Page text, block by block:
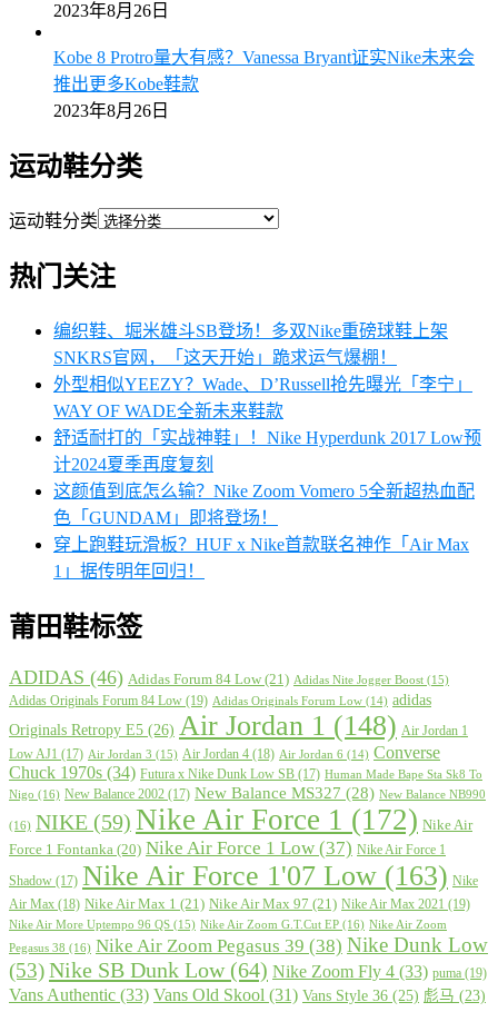
2023年8月26日
Kobe 8 Protro量大有感？Vanessa Bryant证实Nike未来会
推出更多Kobe鞋款
2023年8月26日
运动鞋分类
运动鞋分类
热门关注
编织鞋、堀米雄斗SB登场！多双Nike重磅球鞋上架
SNKRS官网，「这天开始」跪求运气爆棚！
外型相似YEEZY？Wade、D’Russell抢先曝光「李宁」
WAY OF WADE全新未来鞋款
舒适耐打的「实战神鞋」！Nike Hyperdunk 2017 Low预
计2024夏季再度复刻
这颜值到底怎么输？Nike Zoom Vomero 5全新超热血配
色「GUNDAM」即将登场！
穿上跑鞋玩滑板？HUF x Nike首款联名神作「Air Max
1」据传明年回归！
莆田鞋标签
ADIDAS (46) Adidas Forum 84 Low (21) Adidas Nite Jogger Boost (15)
Adidas Originals Forum 84 Low (19) Adidas Originals Forum Low (14) adidas
Originals Retropy E5 (26) Air Jordan 1 (148) Air Jordan 1
Low AJ1 (17) Air Jordan 3 (15) Air Jordan 4 (18) Air Jordan 6 (14) Converse
Chuck 1970s (34) Futura x Nike Dunk Low SB (17) Human Made Bape Sta Sk8 To
Nigo (16) New Balance 2002 (17) New Balance MS327 (28) New Balance NB990
(16) NIKE (59) Nike Air Force 1 (172) Nike Air
Force 1 Fontanka (20) Nike Air Force 1 Low (37) Nike Air Force 1
Shadow (17) Nike Air Force 1'07 Low (163) Nike
Air Max (18) Nike Air Max 1 (21) Nike Air Max 97 (21) Nike Air Max 2021 (19)
Nike Air More Uptempo 96 QS (15) Nike Air Zoom G.T.Cut EP (16) Nike Air Zoom
Pegasus 38 (16) Nike Air Zoom Pegasus 39 (38) Nike Dunk Low
(53)Nike SB Dunk Low(64) Nike Zoom Fly 4 (33) puma (19)
Vans Authentic (33) Vans Old Skool (31) Vans Style 36 (25) 彪马 (23)